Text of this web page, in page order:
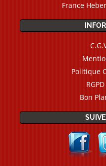
France
Politique
Bon